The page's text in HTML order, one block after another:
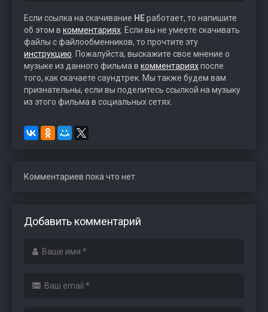
Если ссылка на скачивание НЕработает, то напишите
об этом в комментариях . Если вы не умеете скачивать
файлы с файлообменников, то прочтите эту
инструкцию . Пожалуйста, выскажите свое мнение о
музыке из данного фильма в комментарияхпосле
того, как скачаете саундтрек. Мы также будем вам
признательны, если вы поделитесь ссылкой на музыку
из этого фильма в социальных сетях.
Комментариев пока что нет.
Добавить комментарий